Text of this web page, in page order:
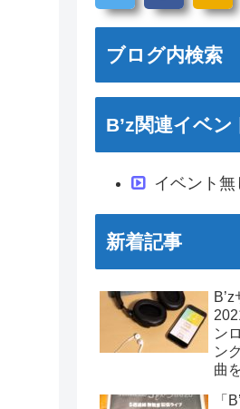
ブログ内検索
B’z関連イベン
イベント無
新着記事
ン
ン
曲
「